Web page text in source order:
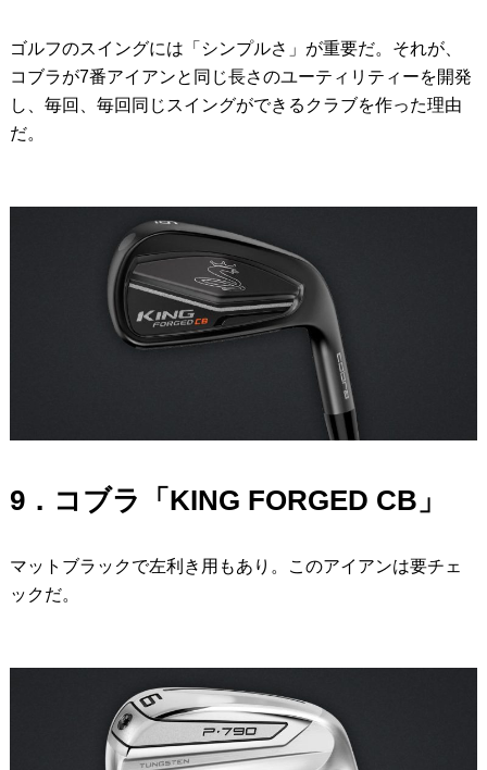
ゴルフのスイングには「シンプルさ」が重要だ。それが、
コブラが7番アイアンと同じ長さのユーティリティーを開発
し、毎回、毎回同じスイングができるクラブを作った理由
だ。
9．コブラ「KING FORGED CB」
マットブラックで左利き用もあり。このアイアンは要チェ
ックだ。